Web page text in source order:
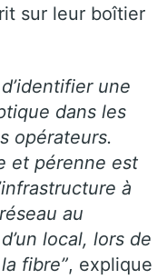
sur leur boîtier
une
dans les
opérateurs.
et pérenne est
à
au
local, lors de
fibre”, explique